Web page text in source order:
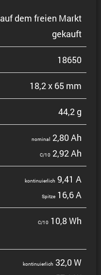
auf dem freien Markt
gekauft
18650
18,2 x 65 mm
44,2 g
nominal 2,80 Ah
C/10 2,92 Ah
konti­nu­ier­lich 9,41 A
Spitze 16,6 A
C/10 10,8 Wh
konti­nu­ier­lich 32,0 W